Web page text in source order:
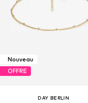
Nouveau
OFFRE
DAY BERLIN